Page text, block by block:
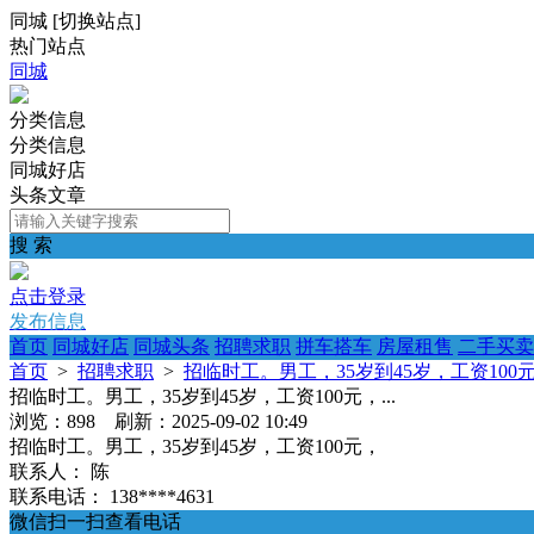
同城 [切换站点]
热门站点
同城
分类信息
分类信息
同城好店
头条文章
搜 索
点击登录
发布信息
首页 同城好店 同城头条 招聘求职 拼车搭车 房屋租售 二手买卖
首页 > 招聘求职 > 招临时工。男工，35岁到45岁，工资100
招临时工。男工，35岁到45岁，工资100元，...
浏览：898 刷新：2025-09-02 10:49
招临时工。男工，35岁到45岁，工资100元，
联系人：
陈
联系电话：
138****4631
微信扫一扫查看电话